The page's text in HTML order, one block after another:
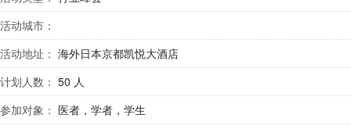
活动城市：
活动地址： 海外日本京都凯悦大酒店
计划人数： 50 人
参加对象： 医者，学者，学生